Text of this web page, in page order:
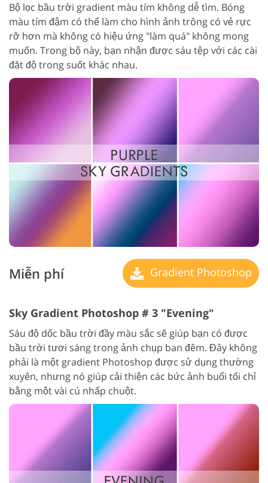
Bộ lọc bầu trời gradient màu tím không dễ tìm. Bóng
màu tím đậm có thể làm cho hình ảnh trông có vẻ rực
rỡ hơn mà không có hiệu ứng "làm quá" không mong
muốn. Trong bộ này, bạn nhận được sáu tệp với các cài
đặt độ trong suốt khác nhau.
Miễn phí Gradient Photoshop
Sky Gradient Photoshop # 3 "Evening"
Sáu độ dốc bầu trời đầy màu sắc sẽ giúp bạn có được
bầu trời tươi sáng trong ảnh chụp ban đêm. Đây không
phải là một gradient Photoshop được sử dụng thường
xuyên, nhưng nó giúp cải thiện các bức ảnh buổi tối chỉ
bằng một vài cú nhấp chuột.